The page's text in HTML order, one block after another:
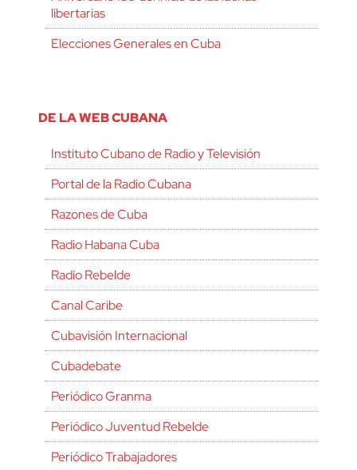
libertarias
Elecciones Generales en Cuba
DE LA WEB CUBANA
Instituto Cubano de Radio y Televisión
Portal de la Radio Cubana
Razones de Cuba
Radio Habana Cuba
Radio Rebelde
Canal Caribe
Cubavisión Internacional
Cubadebate
Periódico Granma
Periódico Juventud Rebelde
Periódico Trabajadores